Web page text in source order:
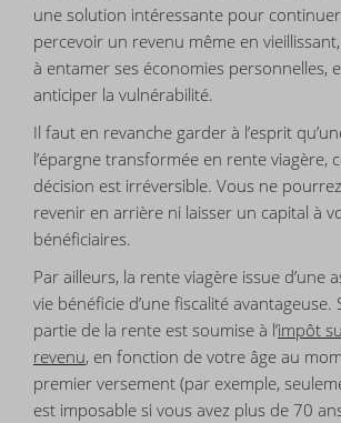
une solution intéressante pour
percevoir un revenu même en
à entamer ses économies personnelles,
anticiper la vulnérabilité.
Il faut en revanche garder à l’esprit
l’épargne transformée en rente viagère,
décision est irréversible. Vous ne
revenir en arrière ni laisser un capital à
bénéficiaires.
Par ailleurs, la rente viagère issue d’une
vie bénéficie d’une fiscalité avantageuse.
partie de la rente est soumise à l’impôt
revenu, en fonction de votre âge au
premier versement (par exemple,
est imposable si vous avez plus de 70